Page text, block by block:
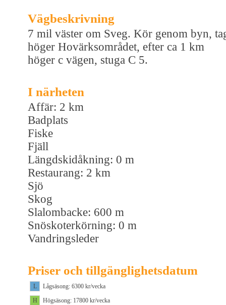
Vägbeskrivning
7 mil väster om Sveg. Kör genom byn,
höger Hovärksområdet, efter ca 1 km
höger c vägen, stuga C 5.
I närheten
Affär: 2 km
Badplats
Fiske
Fjäll
Längdskidåkning: 0 m
Restaurang: 2 km
Sjö
Skog
Slalombacke: 600 m
Snöskoterkörning: 0 m
Vandringsleder
Priser och tillgänglighetsdatum
L
Lågsäsong: 6300 kr/vecka
H
Högsäsong: 17800 kr/vecka